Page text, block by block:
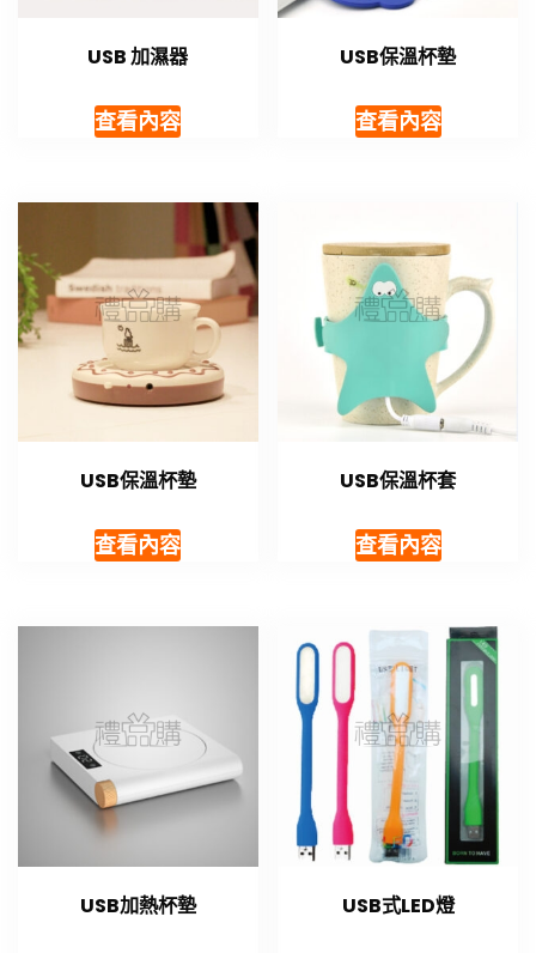
USB 加濕器
查看內容
USB保溫杯墊
查看內容
USB保溫杯墊
查看內容
USB保溫杯套
查看內容
USB加熱杯墊 USB式LED燈